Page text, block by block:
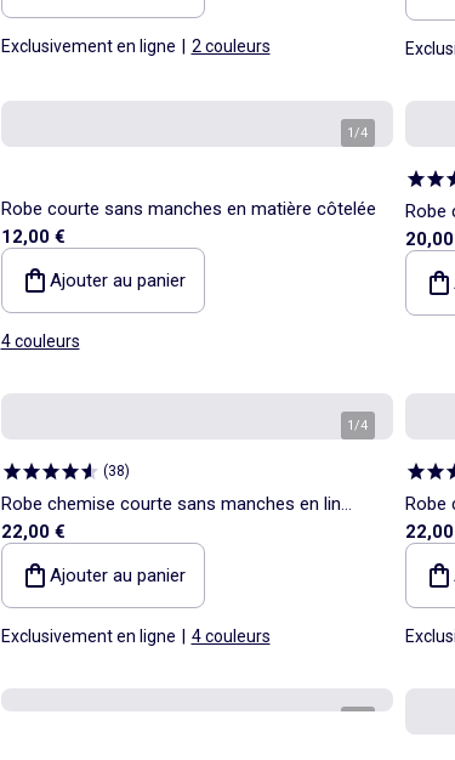
Exclusivement en ligne 2 couleurs
1/4
Robe courte sans manches en matière côtelée
12,00 €
Ajouter au panier
4 couleurs
Robe
1/4
(38)
Robe chemise courte sans manches en lin
mélangé
22,00 €
Ajouter au panier
Exclusivement en ligne 4 couleurs
Robe